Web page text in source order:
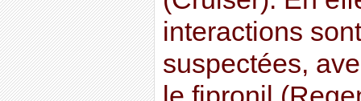
interactions
suspectées,